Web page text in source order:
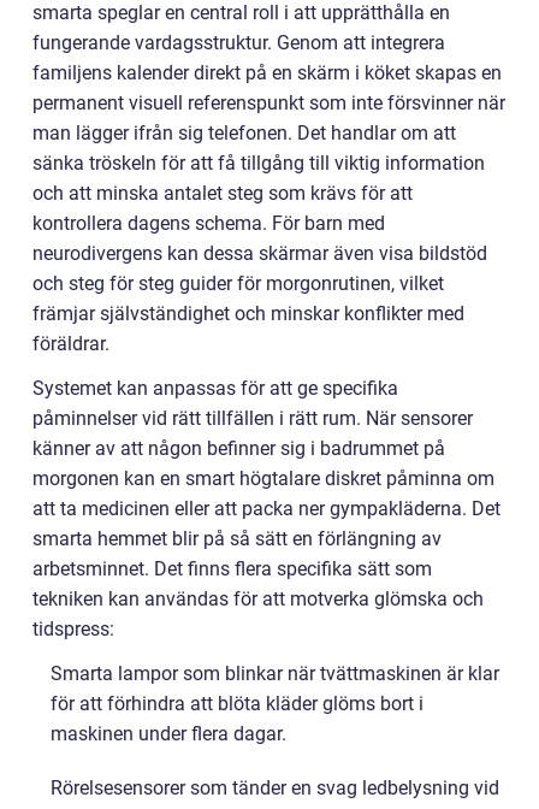
smarta speglar en central roll i att upprätthålla en
fungerande vardagsstruktur. Genom att integrera
familjens kalender direkt på en skärm i köket skapas en
permanent visuell referenspunkt som inte försvinner när
man lägger ifrån sig telefonen. Det handlar om att
sänka tröskeln för att få tillgång till viktig information
och att minska antalet steg som krävs för att
kontrollera dagens schema. För barn med
neurodivergens kan dessa skärmar även visa bildstöd
och steg för steg guider för morgonrutinen, vilket
främjar självständighet och minskar konflikter med
föräldrar.
Systemet kan anpassas för att ge specifika
påminnelser vid rätt tillfällen i rätt rum. När sensorer
känner av att någon befinner sig i badrummet på
morgonen kan en smart högtalare diskret påminna om
att ta medicinen eller att packa ner gympakläderna. Det
smarta hemmet blir på så sätt en förlängning av
arbetsminnet. Det finns flera specifika sätt som
tekniken kan användas för att motverka glömska och
tidspress:
Smarta lampor som blinkar när tvättmaskinen är klar
för att förhindra att blöta kläder glöms bort i
maskinen under flera dagar.
Rörelsesensorer som tänder en svag ledbelysning vid